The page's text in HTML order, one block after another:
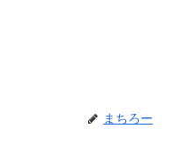
まちろー